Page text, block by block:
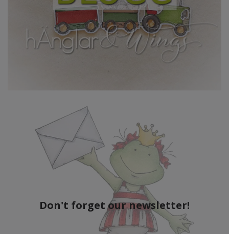
Don't forget our newsletter!